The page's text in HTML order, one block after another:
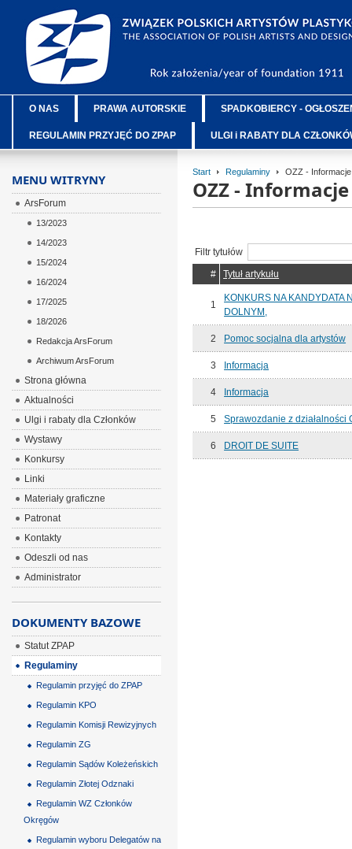
O NAS PRAWA AUTORSKIE SPADKOBIERCY -
REGULAMIN PRZYJĘĆ DO ZPAP ULGI i RABATY DLA
Start Regulaminy OZZ -
OZZ -
Filtr tytułów
#
Tytuł artykułu
1
KONKURS NA KANDYDATA
DOLNYM,
2 Pomoc socjalna dla artystów
3 Informacja
4 Informacja
5 Sprawozdanie z działalności
6 DROIT DE SUITE
MENU WITRYNY
ArsForum
13/2023
14/2023
15/2024
16/2024
17/2025
18/2026
Redakcja ArsForum
Archiwum ArsForum
Strona główna
Aktualności
Ulgi i rabaty dla Członków
Wystawy
Konkursy
Linki
Materiały graficzne
Patronat
Kontakty
Odeszli od nas
Administrator
DOKUMENTY BAZOWE
Statut ZPAP
Regulaminy
Regulamin przyjęć do ZPAP
Regulamin KPO
Regulamin Komisji Rewizyjnych
Regulamin ZG
Regulamin Sądów Koleżeńskich
Regulamin Złotej Odznaki
Regulamin WZ Członków
Okręgów
Regulamin wyboru Delegatów na